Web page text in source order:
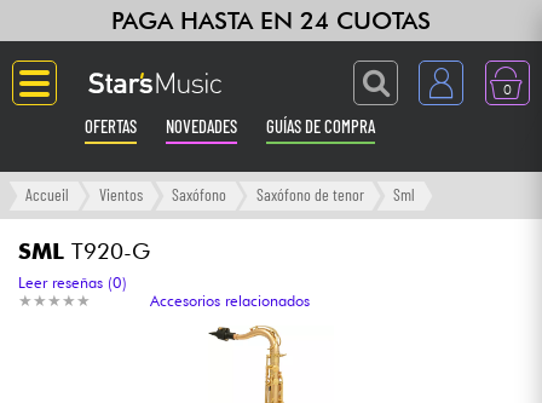
PAGA HASTA EN 24 CUOTAS
0
OFERTAS NOVEDADES GUÍAS DE COMPRA
Langue
Guitarras & Bajos
Ampli & Efectos
Accueil Vientos Saxófono Saxófono de tenor Sml
SML T920-G
★ ★ ★ ★ ★
★ ★ ★ ★ ★
Leer reseñas (0)
Accesorios relacionados